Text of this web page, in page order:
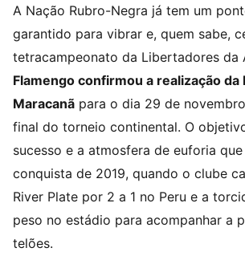
A Nação Rubro-Negra já tem um ponto de encontro
garantido para vibrar e, quem sabe,
tetracampeonato da Libertadores da
Flamengo confirmou a realização da
Maracanã para o dia 29 de
final do torneio continental. O
sucesso e a atmosfera de euforia
conquista de 2019, quando o clube
River Plate por 2 a 1 no Peru e a
peso no estádio para acompanhar a
telões.